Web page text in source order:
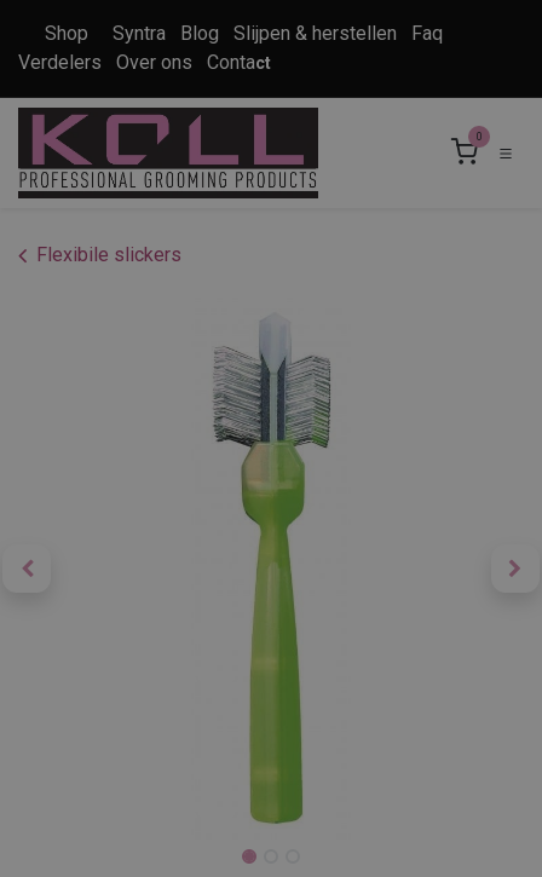
Shop Syntra Blog Slijpen & herstellen
Faq
Verdelers
Over ons Contact
0
Flexibile slickers